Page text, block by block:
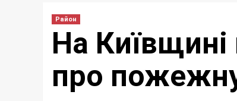
Район
На Київщині
про